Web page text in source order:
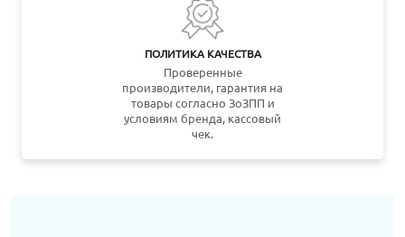
ПОЛИТИКА КАЧЕСТВА
Проверенные
производители, гарантия на
товары согласно ЗоЗПП и
условиям бренда, кассовый
чек.